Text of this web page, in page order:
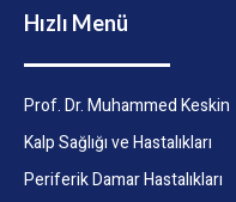
Hızlı Menü
Prof. Dr. Muhammed Keskin
Kalp Sağlığı ve Hastalıkları
Periferik Damar Hastalıkları